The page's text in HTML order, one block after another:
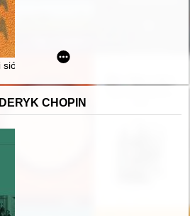
sióstr felicjanek w Oleśnicy w latach
CHOPIN